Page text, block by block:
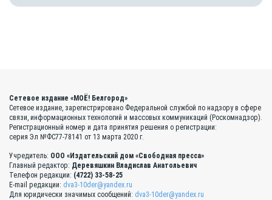
Сетевое издание «МОЁ! Белгород»
Сетевое издание, зарегистрировано Федеральной службой по надзору в сфере
связи, информационных технологий и массовых коммуникаций (Роскомнадзор).
Регистрационный номер и дата принятия решения о регистрации:
серия Эл №ФС77-78141 от 13 марта 2020 г.
Учредитель: ООО «Издательский дом «Свободная пресса»
Главный редактор: Деревяшкин Владислав Анатольевич
Телефон редакции: (4722) 33-58-25
E-mail редакции: dva3-10der@yandex.ru
Для юридически значимых сообщений: dva3-10der@yandex.ru